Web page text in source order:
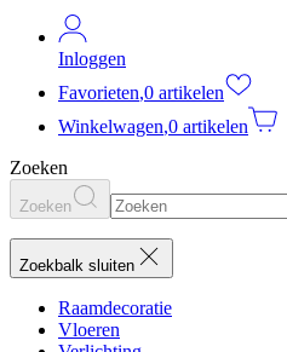
Inloggen
Favorieten,0 artikelen
Winkelwagen,0 artikelen
Zoeken
Zoeken
Zoekbalk sluiten
Raamdecoratie
Vloeren